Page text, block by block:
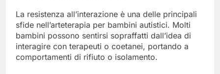
La resistenza all’interazione è una delle principali
sfide nell’arteterapia per bambini autistici. Molti
bambini possono sentirsi sopraffatti dall’idea di
interagire con terapeuti o coetanei, portando a
comportamenti di rifiuto o isolamento.